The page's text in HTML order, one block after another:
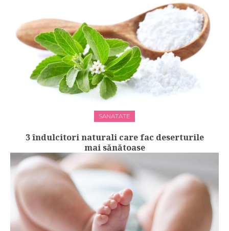
SANATATE
3 îndulcitori naturali care fac deserturile
mai sănătoase